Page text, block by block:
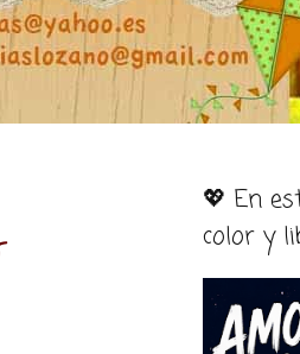
💖 En
color y